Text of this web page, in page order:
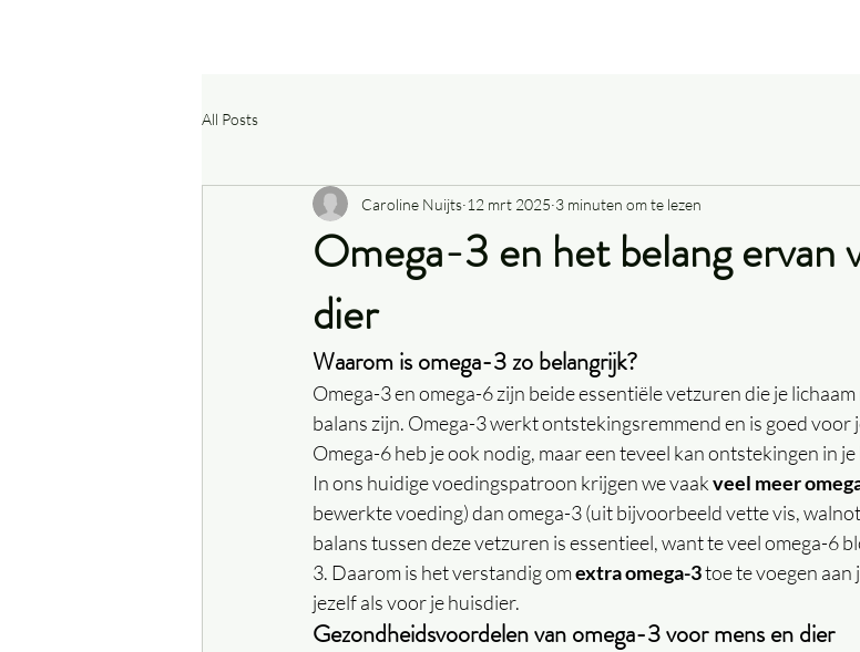
All Posts
Omega-3 en het belang ervan
dier
Caroline Nuijts 12 mrt 2025 3 minuten om te lezen
Waarom is omega-3 zo belangrijk?
Omega-3 en omega-6 zijn beide essentiële vetzuren die je
balans zijn. Omega-3 werkt ontstekingsremmend en is goed voor
Omega-6 heb je ook nodig, maar een teveel kan ontstekingen in
In ons huidige voedingspatroon krijgen we vaak veel meer
bewerkte voeding) dan omega-3 (uit bijvoorbeeld vette vis,
balans tussen deze vetzuren is essentieel, want te veel omega-6
3. Daarom is het verstandig om extra omega-3 toe te voegen aan
jezelf als voor je huisdier.
Gezondheidsvoordelen van omega-3 voor mens en dier